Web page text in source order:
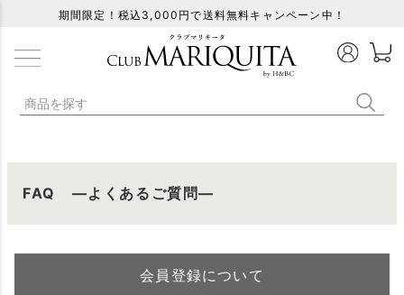
期間限定！税込3,000円で送料無料キャンペーン中！
FAQ ―よくあるご質問―
会員登録について